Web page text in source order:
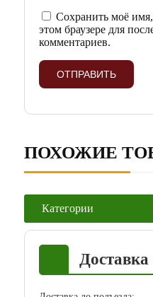
Категории
Доставка
Сохранить моё
этом браузере для
комментариев.
ПОХОЖИЕ